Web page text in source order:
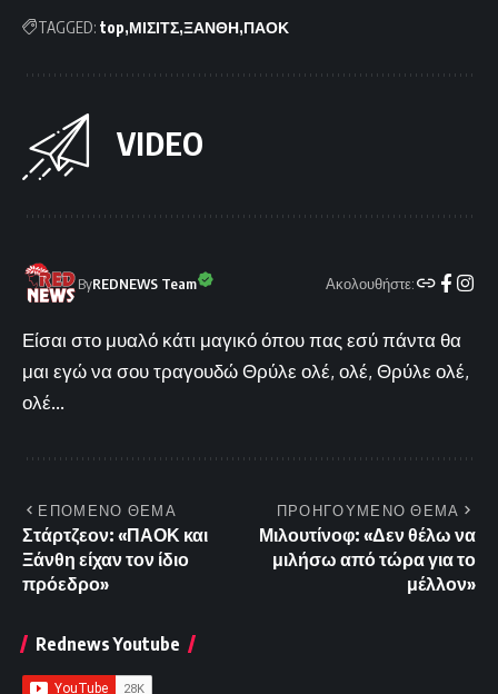
TAGGED: top ΜΙΣΙΤΣ ΞΑΝΘΗ ΠΑΟΚ
VIDEO
ByREDNEWS Team Ακολουθήστε:
Είσαι στο μυαλό κάτι μαγικό όπου πας εσύ πάντα θα
μαι εγώ να σου τραγουδώ Θρύλε ολέ, ολέ, Θρύλε ολέ,
ολέ...
ΕΠΟΜΕΝΟ ΘΕΜΑ
Στάρτζεον: «ΠΑΟΚ και
Ξάνθη είχαν τον ίδιο
πρόεδρο»
ΠΡΟΗΓΟΥΜΕΝΟ ΘΕΜΑ
Μιλουτίνοφ: «Δεν θέλω να
μιλήσω από τώρα για το
μέλλον»
Rednews Youtube